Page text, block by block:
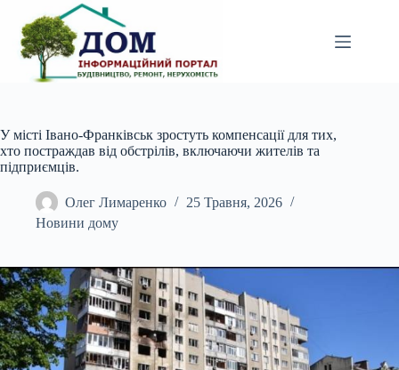
вмісту
У місті Івано-Франківськ зростуть компенсації для тих,
хто постраждав від обстрілів, включаючи жителів та
підприємців.
Олег Лимаренко
25 Травня, 2026
Новини дому